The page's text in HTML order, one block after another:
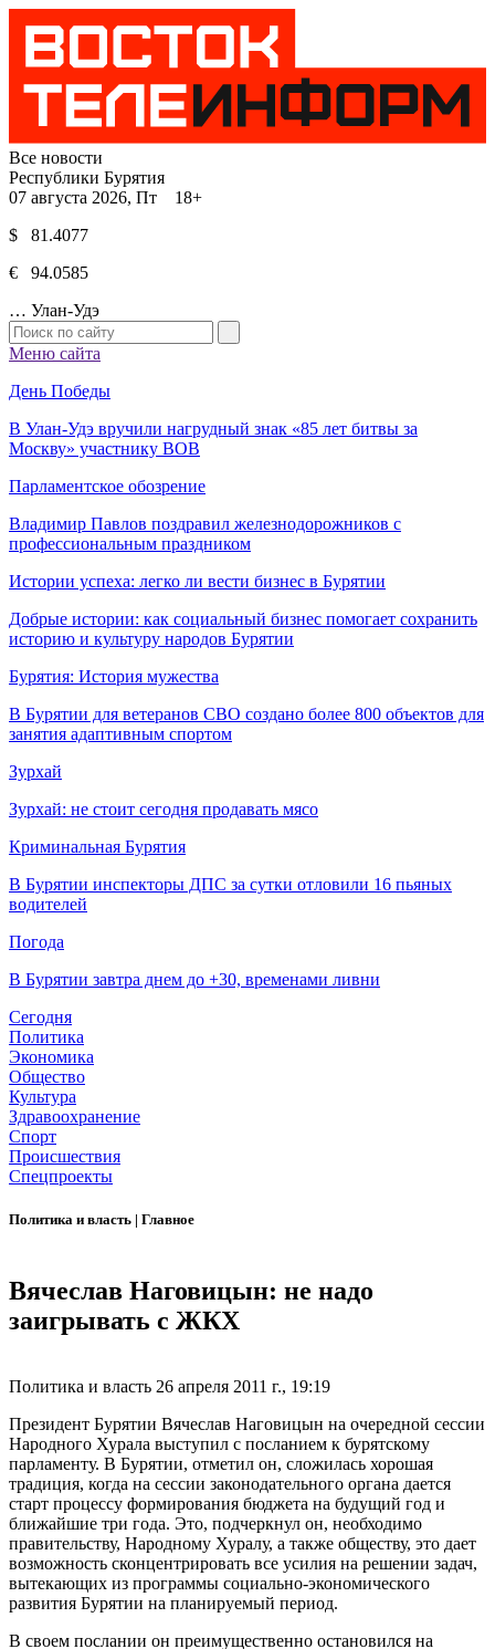
Все новости
Республики Бурятия
07 августа 2026, Пт 18+
$ 81.4077
€ 94.0585
… Улан-Удэ
Меню сайта
День Победы
В Улан-Удэ вручили нагрудный знак «85 лет битвы за
Москву» участнику ВОВ
Парламентское обозрение
Владимир Павлов поздравил железнодорожников с
профессиональным праздником
Истории успеха: легко ли вести бизнес в Бурятии
Добрые истории: как социальный бизнес помогает сохранить
историю и культуру народов Бурятии
Бурятия: История мужества
В Бурятии для ветеранов СВО создано более 800 объектов для
занятия адаптивным спортом
Зурхай
Зурхай: не стоит сегодня продавать мясо
Криминальная Бурятия
В Бурятии инспекторы ДПС за сутки отловили 16 пьяных
водителей
Погода
В Бурятии завтра днем до +30, временами ливни
Сегодня
Политика
Экономика
Общество
Культура
Здравоохранение
Спорт
Происшествия
Спецпроекты
Политика и власть | Главное
Вячеслав Наговицын: не надо
заигрывать с ЖКХ
Политика и власть 26 апреля 2011 г., 19:19
Президент Бурятии Вячеслав Наговицын на очередной сессии
Народного Хурала выступил с посланием к бурятскому
парламенту. В Бурятии, отметил он, сложилась хорошая
традиция, когда на сессии законодательного органа дается
старт процессу формирования бюджета на будущий год и
ближайшие три года. Это, подчеркнул он, необходимо
правительству, Народному Хуралу, а также обществу, это дает
возможность сконцентрировать все усилия на решении задач,
вытекающих из программы социально-экономического
развития Бурятии на планируемый период.
В своем послании он преимущественно остановился на